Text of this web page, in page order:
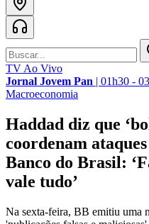
TV Ao Vivo
Jornal Jovem Pan | 01h30 -
Macroeconomia
Haddad diz que
coordenam
Banco do Brasil:
vale tudo’
Na sexta-feira, BB emitiu uma